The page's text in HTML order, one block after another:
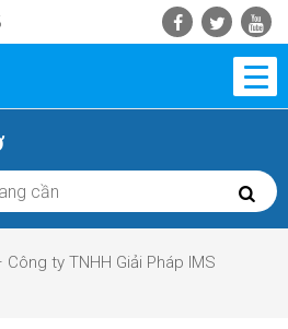
ty TNHH Giải Pháp IMS